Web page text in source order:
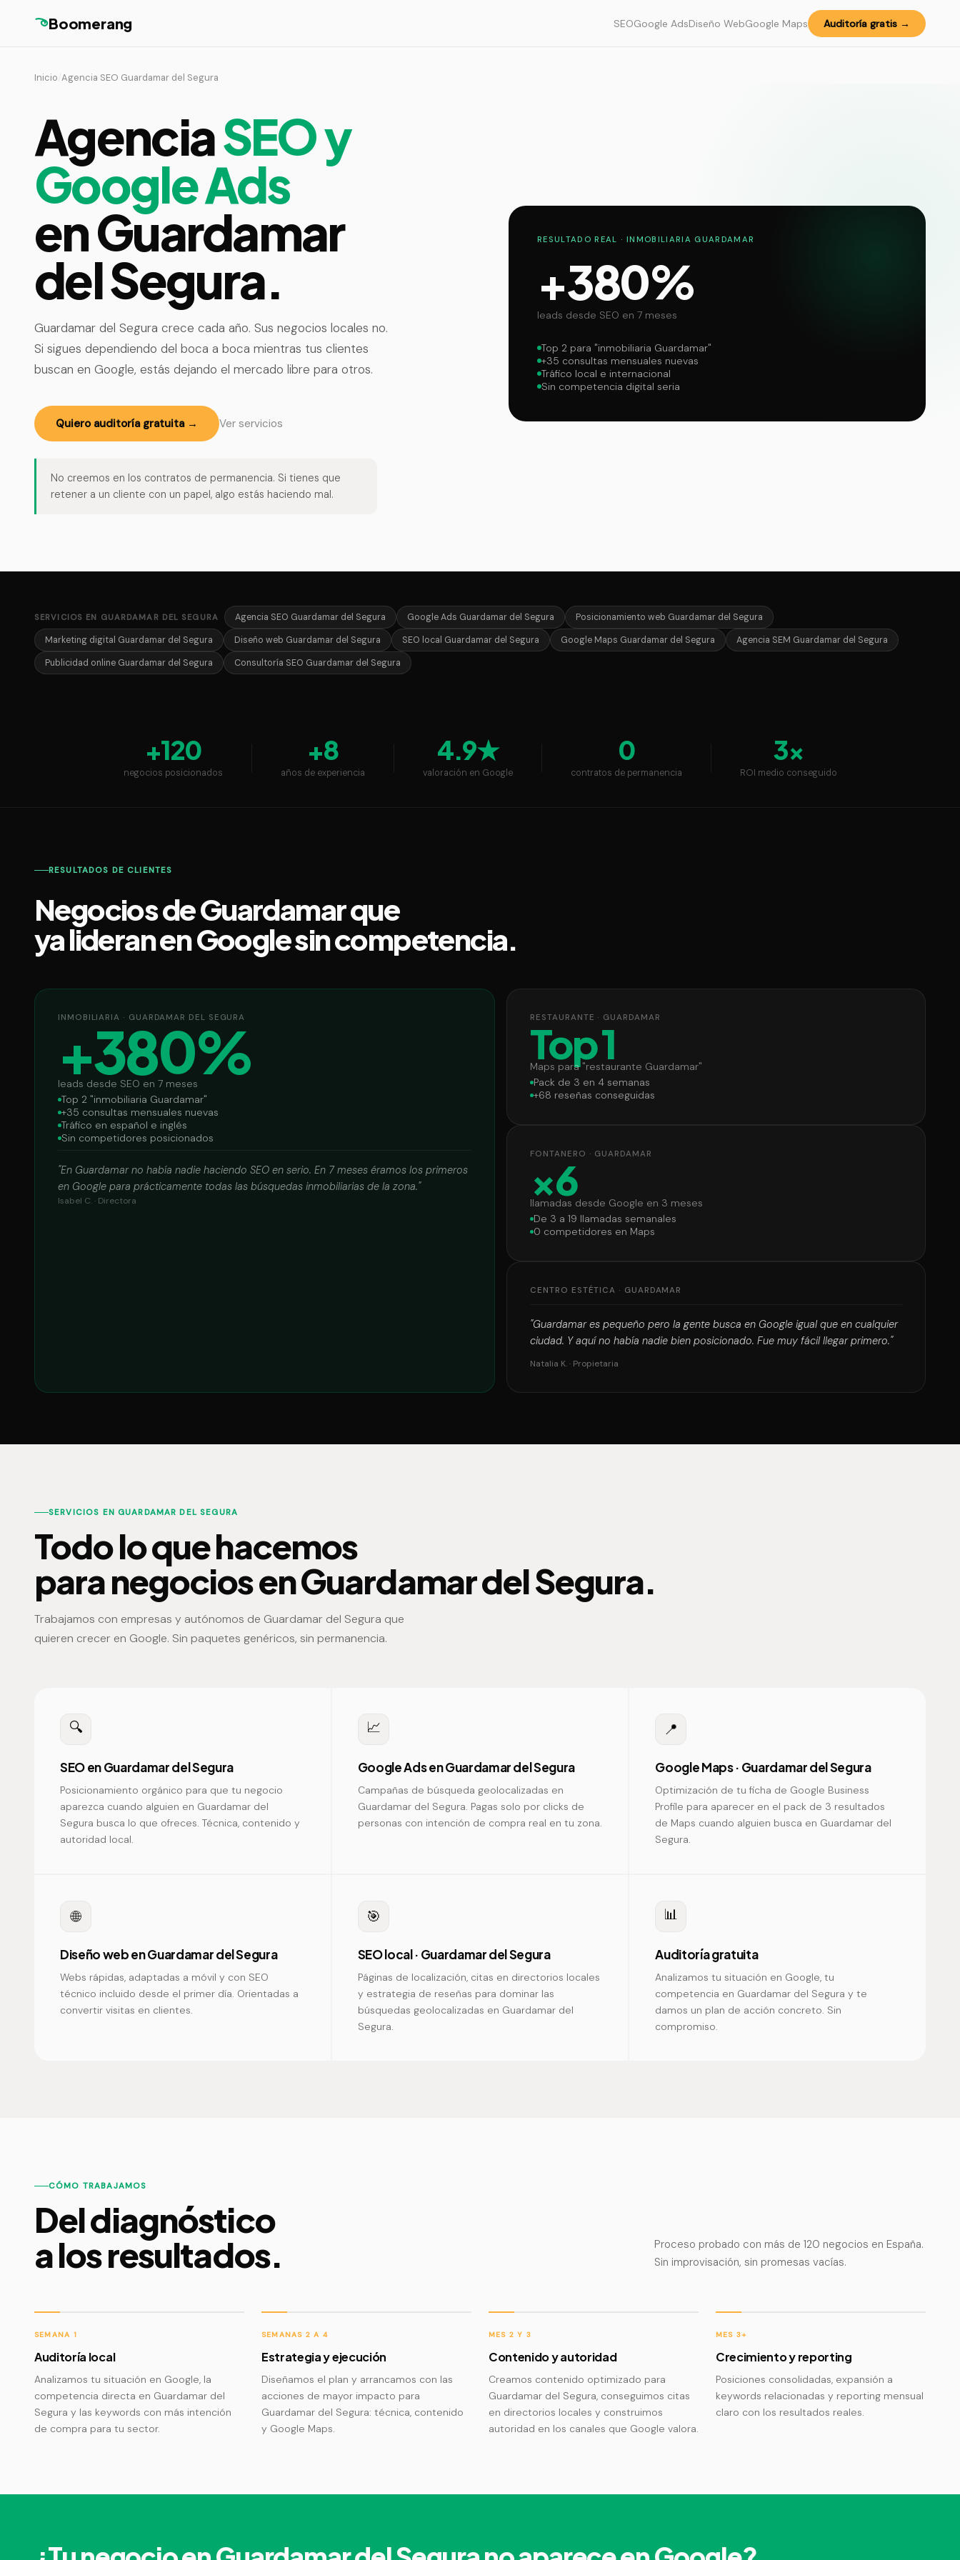
Boomerang SEOGoogle AdsDiseño WebGoogle Maps Auditoría gratis →
Inicio Agencia SEO Guardamar del Segura
AgenciaSEO y
Google Ads
en Guardamar
del Segura.
Guardamar del Segura crece cada año. Sus negocios locales no.
Si sigues dependiendo del boca a boca mientras tus clientes
buscan en Google, estás dejando el mercado libre para otros.
Quiero auditoría gratuita → Ver servicios
No creemos en los contratos de permanencia. Si tienes que
retener a un cliente con un papel, algo estás haciendo mal.
RESULTADO REAL · INMOBILIARIA GUARDAMAR
+380%
leads desde SEO en 7 meses
Top 2 para "inmobiliaria Guardamar"
+35 consultas mensuales nuevas
Tráfico local e internacional
Sin competencia digital seria
SERVICIOS EN GUARDAMAR DEL SEGURA Agencia SEO Guardamar del Segura Google Ads Guardamar del Segura
Posicionamiento web Guardamar del Segura
Marketing digital Guardamar del Segura
Diseño web Guardamar del Segura SEO local Guardamar del Segura Google Maps Guardamar del Segura
Agencia SEM Guardamar del Segura
Publicidad online Guardamar del Segura
Consultoría SEO Guardamar del Segura
+120
negocios posicionados
+8
años de experiencia
4.9★
valoración en Google
0
contratos de permanencia
3×
ROI medio conseguido
RESULTADOS DE CLIENTES
Negocios de Guardamar que
ya lideran en Google sin competencia.
INMOBILIARIA · GUARDAMAR DEL SEGURA
+380%
leads desde SEO en 7 meses
Top 2 "inmobiliaria Guardamar"
+35 consultas mensuales nuevas
Tráfico en español e inglés
Sin competidores posicionados
"En Guardamar no había nadie haciendo SEO en serio. En 7 meses éramos los primeros
en Google para prácticamente todas las búsquedas inmobiliarias de la zona."
Isabel C. · Directora
RESTAURANTE · GUARDAMAR
Top 1
Maps para "restaurante Guardamar"
Pack de 3 en 4 semanas
+68 reseñas conseguidas
FONTANERO · GUARDAMAR
×6
llamadas desde Google en 3 meses
De 3 a 19 llamadas semanales
0 competidores en Maps
CENTRO ESTÉTICA · GUARDAMAR
"Guardamar es pequeño pero la gente busca en Google igual que en cualquier
ciudad. Y aquí no había nadie bien posicionado. Fue muy fácil llegar primero."
Natalia K. · Propietaria
SERVICIOS EN GUARDAMAR DEL SEGURA
Todo lo que hacemos
para negocios en Guardamar del Segura.
Trabajamos con empresas y autónomos de Guardamar del Segura que
quieren crecer en Google. Sin paquetes genéricos, sin permanencia.
🔍
SEO en Guardamar del Segura
Posicionamiento orgánico para que tu negocio
aparezca cuando alguien en Guardamar del
Segura busca lo que ofreces. Técnica, contenido y
autoridad local.
📈
Google Ads en Guardamar del Segura
Campañas de búsqueda geolocalizadas en
Guardamar del Segura. Pagas solo por clicks de
personas con intención de compra real en tu zona.
📍
Google Maps · Guardamar del Segura
Optimización de tu ficha de Google Business
Profile para aparecer en el pack de 3 resultados
de Maps cuando alguien busca en Guardamar del
Segura.
🌐
Diseño web en Guardamar del Segura
Webs rápidas, adaptadas a móvil y con SEO
técnico incluido desde el primer día. Orientadas a
convertir visitas en clientes.
🎯
SEO local · Guardamar del Segura
Páginas de localización, citas en directorios locales
y estrategia de reseñas para dominar las
búsquedas geolocalizadas en Guardamar del
Segura.
📊
Auditoría gratuita
Analizamos tu situación en Google, tu
competencia en Guardamar del Segura y te
damos un plan de acción concreto. Sin
compromiso.
CÓMO TRABAJAMOS
Del diagnóstico
a los resultados.
Proceso probado con más de 120 negocios en España.
Sin improvisación, sin promesas vacías.
SEMANA 1
Auditoría local
Analizamos tu situación en Google, la
competencia directa en Guardamar del
Segura y las keywords con más intención
de compra para tu sector.
SEMANAS 2 A 4
Estrategia y ejecución
Diseñamos el plan y arrancamos con las
acciones de mayor impacto para
Guardamar del Segura: técnica, contenido
y Google Maps.
MES 2 Y 3
Contenido y autoridad
Creamos contenido optimizado para
Guardamar del Segura, conseguimos citas
en directorios locales y construimos
autoridad en los canales que Google valora.
MES 3+
Crecimiento y reporting
Posiciones consolidadas, expansión a
keywords relacionadas y reporting mensual
claro con los resultados reales.